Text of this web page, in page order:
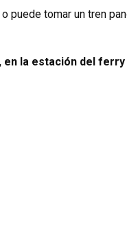
puede tomar un tren
la estación del